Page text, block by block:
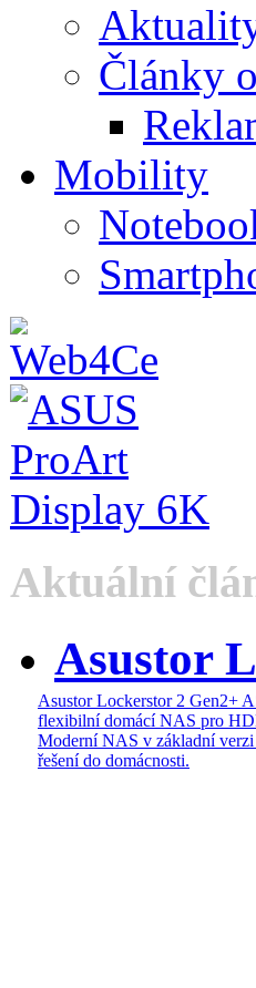
Články
Mobility
Aktuální
Asustor
Asustor Lockerstor 2 Gen2+
flexibilní domácí NAS pro
Moderní NAS v základní
řešení do domácnosti.